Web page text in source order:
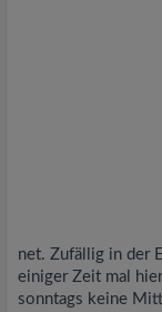
net. Zufällig in der
einiger Zeit mal
sonntags keine